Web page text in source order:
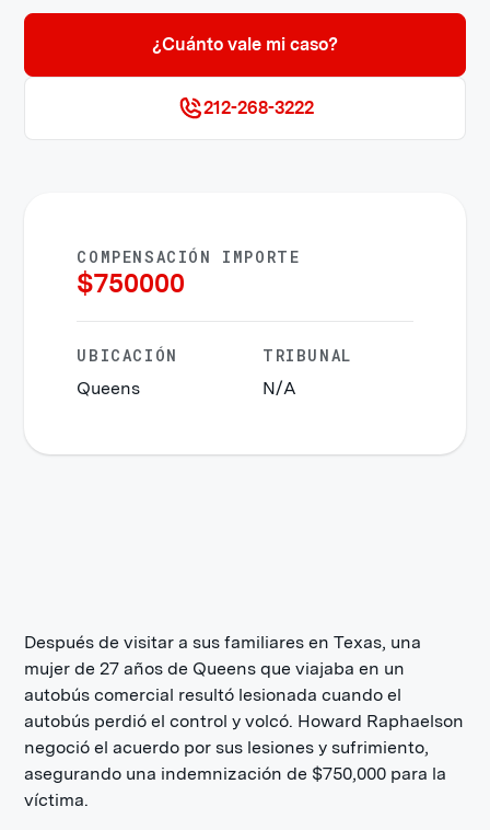
¿Cuánto vale mi caso?
212-268-3222
COMPENSACIÓN IMPORTE
$750000
UBICACIÓN
Queens
TRIBUNAL
N/A
Después de visitar a sus familiares en Texas, una
mujer de 27 años de Queens que viajaba en un
autobús comercial resultó lesionada cuando el
autobús perdió el control y volcó. Howard Raphaelson
negoció el acuerdo por sus lesiones y sufrimiento,
asegurando una indemnización de $750,000 para la
víctima.